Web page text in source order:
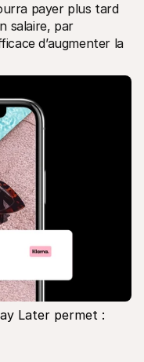
payer plus tard
salaire, par
d’augmenter la
Later permet :